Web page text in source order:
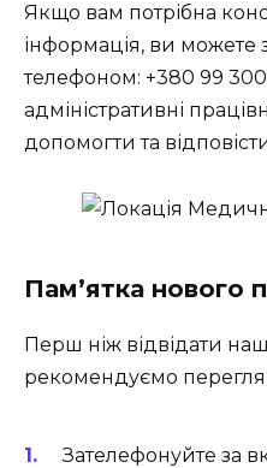
Якщо вам потрібна
інформація, ви можете
телефоном: +380 99 300
адміністративні
допомогти та
Пам’ятка нового
Перш ніж відвідати
рекомендуємо
Зателефонуйте за